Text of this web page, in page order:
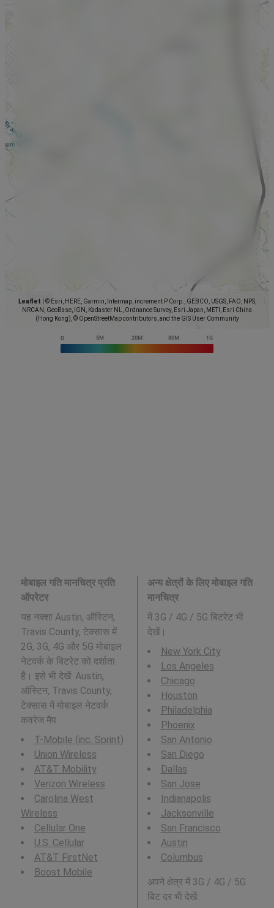
Leaflet
© Esri, HERE, Garmin, Intermap, increment P Corp., GEBCO, USGS, FAO, NPS,
NRCAN, GeoBase, IGN, Kadaster NL, Ordnance Survey, Esri Japan, METI, Esri China
(Hong Kong), © OpenStreetMap contributors, and the GIS User Community
मोबाइल गति मानचित्र प्रति
ऑपरेटर
यह नक्शा Austin, ऑस्टिन,
Travis County, टेक्सास में
2G, 3G, 4G और 5G मोबाइल
नेटवर्क के बिटरेट को दर्शाता
है। इसे भी देखें: Austin,
ऑस्टिन, Travis County,
टेक्सास में मोबाइल नेटवर्क
कवरेज मैप
T-Mobile (inc. Sprint)
Union Wireless
AT&T Mobility
Verizon Wireless
Carolina West
Wireless
Cellular One
U.S. Cellular
AT&T FirstNet
Boost Mobile
अन्य क्षेत्रों के लिए मोबाइल गति
मानचित्र
में 3G / 4G / 5G बिटरेट भी
देखें। :
New York City
Los Angeles
Chicago
Houston
Philadelphia
Phoenix
San Antonio
San Diego
Dallas
San Jose
Indianapolis
Jacksonville
San Francisco
Austin
Columbus
अपने क्षेत्र में 3G / 4G / 5G
बिट दर भी देखें: